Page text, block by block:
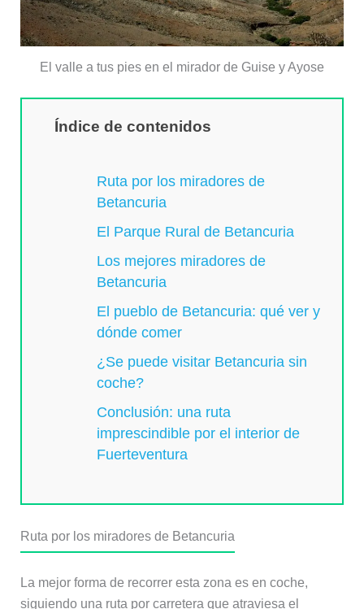
El valle a tus pies en el mirador de Guise y Ayose
Índice de contenidos
Ruta por los miradores de
Betancuria
El Parque Rural de Betancuria
Los mejores miradores de
Betancuria
El pueblo de Betancuria: qué ver y
dónde comer
¿Se puede visitar Betancuria sin
coche?
Conclusión: una ruta
imprescindible por el interior de
Fuerteventura
Ruta por los miradores de Betancuria
La mejor forma de recorrer esta zona es en coche,
siguiendo una ruta por carretera que atraviesa el